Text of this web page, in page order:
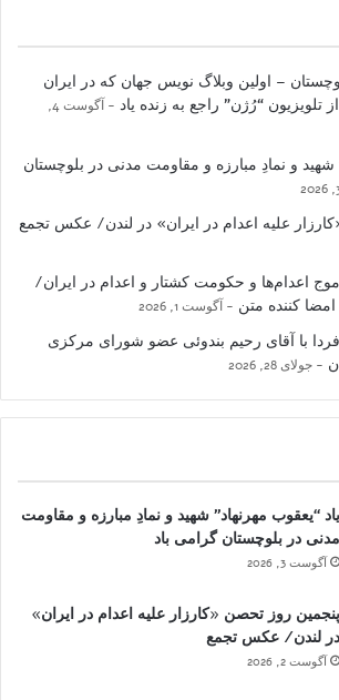
– اولین وبلاگ نویس جهان که در ایران
“رُژن” راجع به زنده یاد
آگوست 4,
شهید و نمادِ مبارزه و مقاومت مدنی در بلوچستان
علیه اعدام در ایران» در لندن/ عکس تجمع
اعدام‌ها و حکومت کشتار و اعدام در ایران/
کننده متن
آگوست 1, 2026
فردا با آقای رحیم بندوئی عضو شورای مرکزی
جولای 28, 2026
یاد “یعقوب مهرنهاد” شهید و نمادِ مبارزه و مقاومت
مدنی در بلوچستان گرامی باد
آگوست 3, 2026
پنجمین روز تحصن «کارزار علیه اعدام در ایران»
در لندن/ عکس تجمع
آگوست 2, 2026